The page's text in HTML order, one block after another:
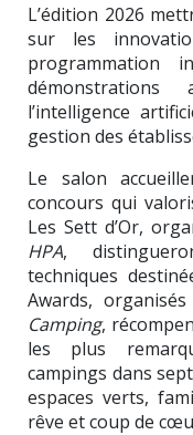
L’édition 2026
sur les
programmation
l’intelligence
gestion des
Le salon
concours qui
Les Sett d’Or,
HPA,
techniques
Awards, organisés
Camping,
les plus
campings dans
espaces verts,
rêve et coup de